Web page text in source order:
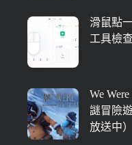
滑鼠點
工具檢
We
謎冒險
放送中）